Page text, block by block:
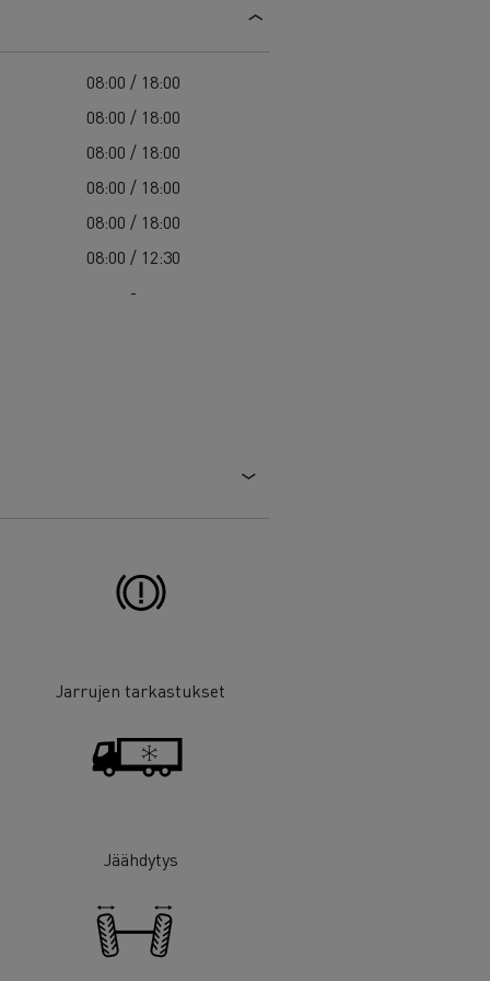
Delanchy Group
Feldschlösschen - Carlsberg
Toimitusta varten
08:00 / 18:00
08:00 / 18:00
08:00 / 18:00
08:00 / 18:00
08:00 / 18:00
08:00 / 12:30
-
Jarrujen tarkastukset
Jäähdytys